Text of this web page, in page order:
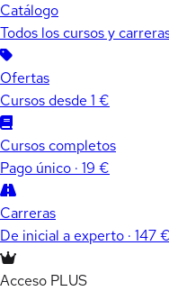
Catálogo
Todos los cursos y
Ofertas
Cursos desde 1 €
Cursos completos
Pago único · 19 €
Carreras
De inicial a experto · 147 €
Acceso PLUS